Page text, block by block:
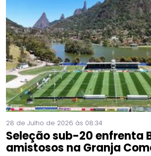
28 de Julho de 2026 às 08:34
Seleção sub-20 enfrenta
amistosos na Granja